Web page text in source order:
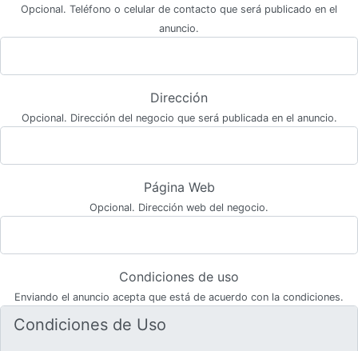
Opcional. Teléfono o celular de contacto que será publicado en el
anuncio.
Dirección
Opcional. Dirección del negocio que será publicada en el anuncio.
Página Web
Opcional. Dirección web del negocio.
Condiciones de uso
Enviando el anuncio acepta que está de acuerdo con la condiciones.